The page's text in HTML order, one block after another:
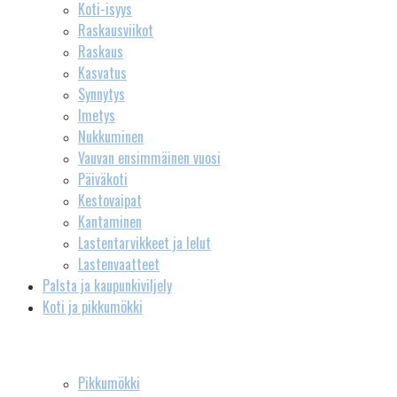
Koti-isyys
Raskausviikot
Raskaus
Kasvatus
Synnytys
Imetys
Nukkuminen
Vauvan ensimmäinen vuosi
Päiväkoti
Kestovaipat
Kantaminen
Lastentarvikkeet ja lelut
Lastenvaatteet
Palsta ja kaupunkiviljely
Koti ja pikkumökki
Pikkumökki